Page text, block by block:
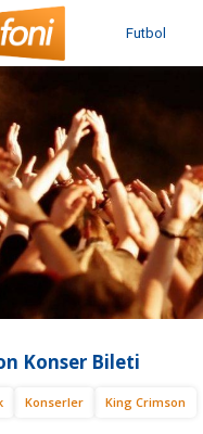
Futbol
Konser Bileti
Konserler King Crimson